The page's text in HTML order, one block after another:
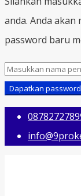
anda. Anda
password baru
Dapatkan